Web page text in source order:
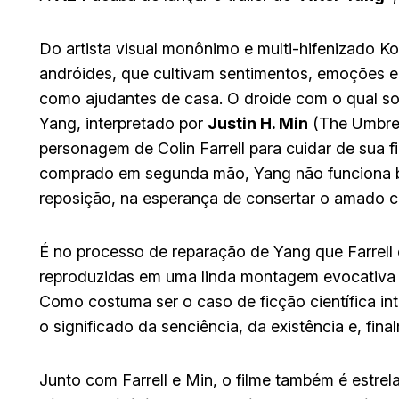
Do artista visual monônimo e multi-hifenizado
andróides, que cultivam sentimentos, emoções
como ajudantes de casa. O droide com o qual
Yang, interpretado por Justin H. Min (The
personagem de Colin Farrell para cuidar de sua
comprado em segunda mão, Yang não
reposição, na esperança de consertar o amado
É no processo de reparação de Yang que
reproduzidas em uma linda montagem
Como costuma ser o caso de ficção científica
o significado da senciência, da existência e,
Junto com Farrell e Min, o filme também é